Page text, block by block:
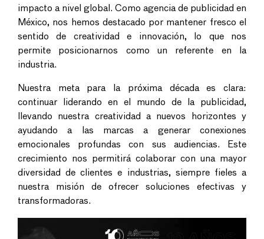
impacto a nivel global. Como agencia de publicidad en
México, nos hemos destacado por mantener fresco el
sentido de creatividad e innovación, lo que nos
permite posicionarnos como un referente en la
industria.
Nuestra meta para la próxima década es clara:
continuar liderando en el mundo de la publicidad,
llevando nuestra creatividad a nuevos horizontes y
ayudando a las marcas a generar conexiones
emocionales profundas con sus audiencias. Este
crecimiento nos permitirá colaborar con una mayor
diversidad de clientes e industrias, siempre fieles a
nuestra misión de ofrecer soluciones efectivas y
transformadoras.